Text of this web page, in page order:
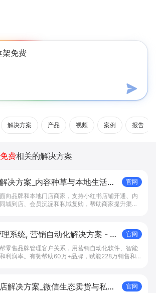
解决方案 产品 视频 案例 报告
费相关的解决方案
决方案_内容种草与本地生活转
意, 找有赞
官网
向品牌和本地门店商家，支持小红书店铺开通、内
城到店、会员沉淀和私域复购，帮助商家提升渠道
系统, 营销自动化解决方案 - 有
官网
零售品牌管理客户关系，用营销自动化软件、智能
利润率。有赞帮助60万+品牌，赋能228万销售和导
解决方案_微信生态卖货与私域
官网